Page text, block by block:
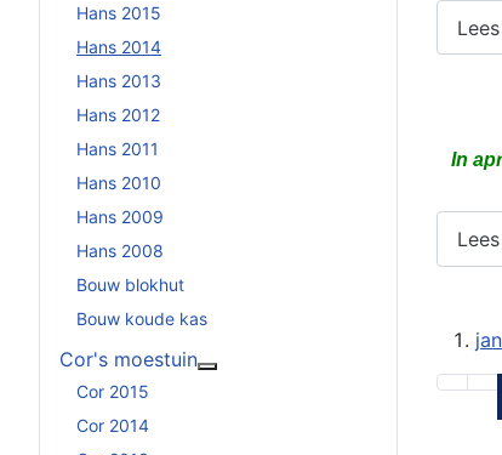
Hans 2015
Hans 2014
Hans 2013
Hans 2012
Hans 2011
Hans 2010
Hans 2009
Hans 2008
Bouw blokhut
Bouw koude kas
Cor's moestuin
Meer over: Cor's moestuin
Cor 2015
Cor 2014
In